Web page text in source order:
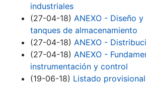
industriales
(27-04-18) ANEXO - Diseño
tanques de almacenamiento
(27-04-18) ANEXO -
(27-04-18) ANEXO -
instrumentación y control
(19-06-18) Listado